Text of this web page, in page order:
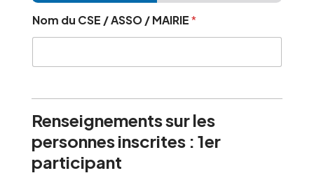
Nom du CSE / ASSO / MAIRIE*
Renseignements sur les
personnes inscrites : 1er
participant